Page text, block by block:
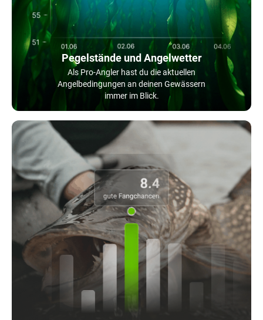
Pegelstände und Angelwetter
Als Pro-Angler hast du die aktuellen
Angelbedingungen an deinen Gewässern
immer im Blick.